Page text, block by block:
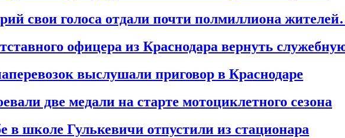
свои голоса отдали почти полмиллиона
офицера из Краснодара вернуть
выслушали приговор в Краснодаре
две медали на старте мотоциклетного сезона
в школе Гулькевичи отпустили из стационара